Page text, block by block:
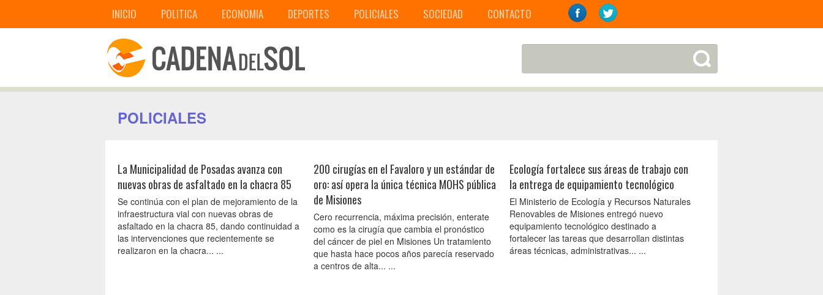
INICIO POLITICA ECONOMIA DEPORTES POLICIALES SOCIEDAD CONTACTO
POLICIALES
La Municipalidad de Posadas avanza con
nuevas obras de asfaltado en la chacra 85
Se continúa con el plan de mejoramiento de la
infraestructura vial con nuevas obras de
asfaltado en la chacra 85, dando continuidad a
las intervenciones que recientemente se
realizaron en la chacra... ...
200 cirugías en el Favaloro y un estándar de
oro: así opera la única técnica MOHS pública
de Misiones
Cero recurrencia, máxima precisión, enterate
como es la cirugía que cambia el pronóstico
del cáncer de piel en Misiones Un tratamiento
que hasta hace pocos años parecía reservado
a centros de alta... ...
Ecología fortalece sus áreas de trabajo con
la entrega de equipamiento tecnológico
El Ministerio de Ecología y Recursos Naturales
Renovables de Misiones entregó nuevo
equipamiento tecnológico destinado a
fortalecer las tareas que desarrollan distintas
áreas técnicas, administrativas... ...